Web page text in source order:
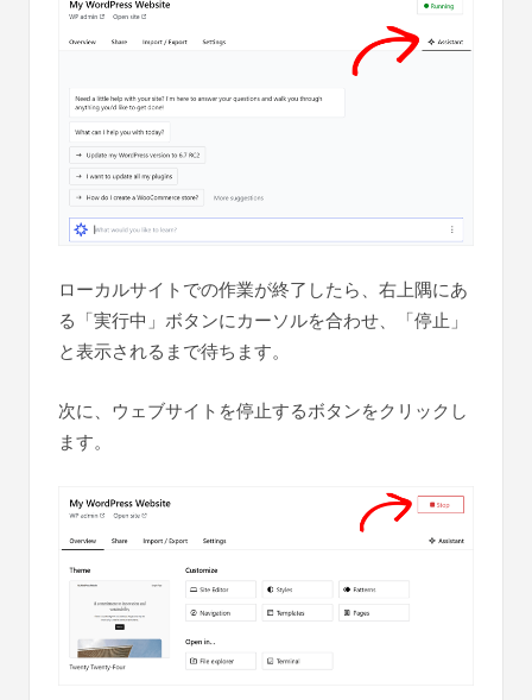
ローカルサイトでの作業が終了したら、右上隅にあ
る「実行中」ボタンにカーソルを合わせ、「停止」
と表示されるまで待ちます。
次に、ウェブサイトを停止するボタンをクリックし
ます。